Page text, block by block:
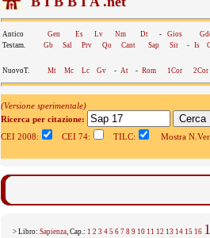
Antico Gen Es Lv Nm Dt - Gios
Testam.
Gb Sal Prv Qo Cant Sap Sir - Is
NuovoT. Mt Mc Lc Gv - At - Rom 1Cor 2Cor
(Versione sperimentale)
Ricerca per citazione:
CEI 2008:
CEI 74: TILC: Mostra
> Libro: Sapienza, Cap.: 1 2 3 4 5 6 7 8 9 10 11 12 13 14 15 16